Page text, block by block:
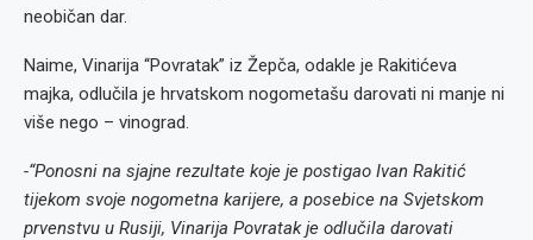
neobičan dar.
Naime, Vinarija “Povratak” iz Žepča, odakle je Rakitićeva
majka, odlučila je hrvatskom nogometašu darovati ni manje ni
više nego – vinograd.
-“Ponosni na sjajne rezultate koje je postigao Ivan Rakitić
tijekom svoje nogometna karijere, a posebice na Svjetskom
prvenstvu u Rusiji, Vinarija Povratak je odlučila darovati